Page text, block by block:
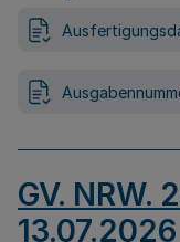
GV. NRW.
13.07.2026